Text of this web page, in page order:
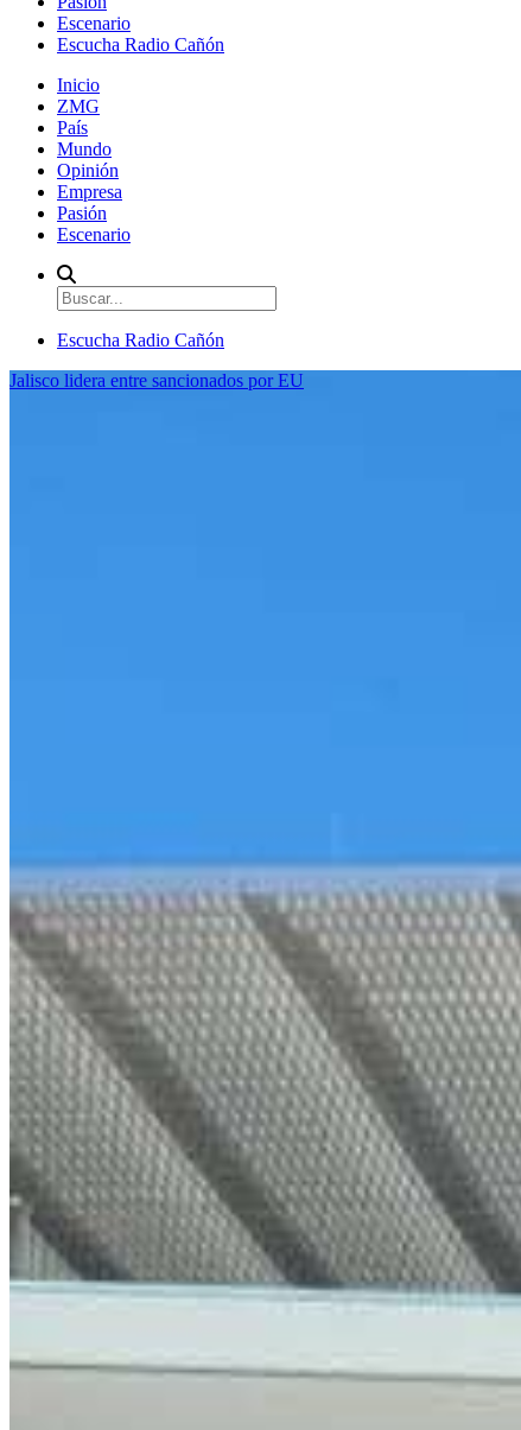
Escenario
Escucha Radio Cañón
Inicio
ZMG
País
Mundo
Opinión
Empresa
Pasión
Escenario
Escucha Radio Cañón
Jalisco lidera entre sancionados por EU